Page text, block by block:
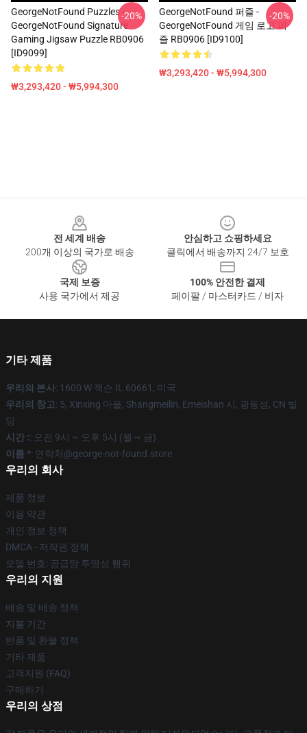
GeorgeNotFound Puzzles -
GeorgeNotFound Signature
Gaming Jigsaw Puzzle RB0906
[ID9099]
₩3,293,420 - ₩5,994,300
-20%
GeorgeNotFound 퍼즐 -
GeorgeNotFound 게임 로고 퍼
즐 RB0906 [ID9100]
₩3,293,420 - ₩5,994,300
-20%
전 세계 배송
200개 이상의 국가로 배송
안심하고 쇼핑하세요
클릭에서 배송까지 24/7 보호
국제 보증
사용 국가에서 제공
100% 안전한 결제
페이팔 / 마스터카드 / 비자
기타 제품
우리의 본사: 1600 W 잭슨 IL 60661, 미국
우리의 창고: 5, Xinxing 마을, Shangmeilin, Emeishan 시, 광동성, CN 빌
딩
시간 :: 오전 9시 ~ 오후 5시 (월 ~ 금)
이름 *: 연락처@george-not-found.store
우리의 회사
제품 정보
이용 약관
개인 정보 정책
DMCA - 저작권 정책
모델 번호: 공급망 투명성 행위
우리의 지원
배송 및 배송 정책
지불 기간
반품 및 환불 정책
기타 제품
고객지원 (FAQ)
구매하기
우리의 상점